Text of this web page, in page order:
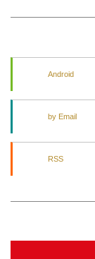
Android
by Email
RSS